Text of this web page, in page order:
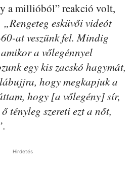
a millióból” reakció volt,
„Rengeteg esküvői videót
at veszünk fel. Mindig
a vőlegénnyel
egy kis zacskó hagymát,
hogy megkapjuk a
hogy [a vőlegény] sír,
tényleg szereti ezt a nőt,
Hirdetés